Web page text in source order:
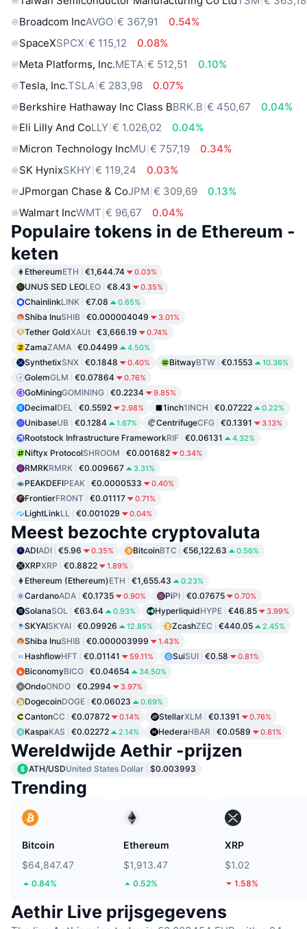
Broadcom IncAVGO € 367,91
0.54%
SpaceXSPCX € 115,12
0.08%
Meta Platforms, Inc.META € 512,51
0.10%
Tesla, Inc.TSLA € 283,98
0.07%
Berkshire Hathaway Inc Class BBRK.B € 450,67
0.04%
Eli Lilly And CoLLY € 1.026,02
0.04%
Micron Technology IncMU € 757,19
0.34%
SK HynixSKHY € 119,24
0.03%
JPmorgan Chase & CoJPM € 309,69
0.13%
Walmart IncWMT € 96,67 0.04%
Populaire tokens in de Ethereum -
keten
EthereumETH €1,644.74 0.03%
UNUS SED LEOLEO €8.43 0.35%
ChainlinkLINK €7.08 0.65%
Shiba InuSHIB €0.000004049 3.01%
Tether GoldXAUt €3,666.19 0.74%
ZamaZAMA €0.04499 4.50%
SynthetixSNX €0.1848 0.40% BitwayBTW €0.1553 10.36%
GolemGLM €0.07864 0.76%
GoМiningGOMINING €0.2234 9.85%
DecimalDEL €0.5592 2.98% 1inch1INCH €0.07222 0.22%
UnibaseUB €0.1284 1.67% CentrifugeCFG €0.1391 3.13%
Rootstock Infrastructure FrameworkRIF €0.06131 4.32%
Niftyx ProtocolSHROOM €0.001682 0.34%
RMRKRMRK €0.009667 3.31%
PEAKDEFIPEAK €0.0000533 0.40%
FrontierFRONT €0.01117 0.71%
LightLinkLL €0.001029 0.04%
Meest bezochte cryptovaluta
ADIADI €5.96 0.35% BitcoinBTC €56,122.63 0.56%
XRPXRP €0.8822 1.89%
Ethereum (Ethereum)ETH €1,655.43 0.23%
CardanoADA €0.1735 0.90% PiPI €0.07675 0.70%
SolanaSOL €63.64 0.93% HyperliquidHYPE €46.85 3.99%
SKYAISKYAI €0.09926 12.85% ZcashZEC €440.05 2.45%
Shiba InuSHIB €0.000003999 1.43%
HashflowHFT €0.01141 59.11% SuiSUI €0.58 0.81%
BiconomyBICO €0.04654 34.50%
OndoONDO €0.2994 3.97%
DogecoinDOGE €0.06023 0.69%
CantonCC €0.07872 0.14% StellarXLM €0.1391 0.76%
KaspaKAS €0.02272 2.14% HederaHBAR €0.0589 0.81%
Wereldwijde Aethir -prijzen
ATH/USDUnited States Dollar $0.003993
Trending
Bitcoin
$64,847.47
0.84%
Ethereum
$1,913.47
0.52%
XRP
$1.02
1.58%
Aethir Live prijsgegevens